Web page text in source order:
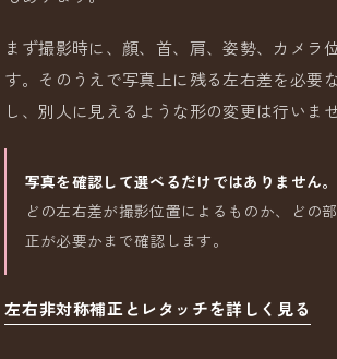
まず撮影時に、顔、首、肩、姿勢、カメラ
す。そのうえで写真上に残る左右差を必要
し、別人に見えるような形の変更は行いませ
写真を確認して選べるだけではありません。
どの左右差が撮影位置によるものか、どの
正が必要かまで確認します。
左右非対称補正とレタッチを詳しく見る